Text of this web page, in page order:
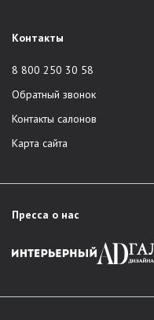
Контакты
8 800 250 30 58
Обратный звонок
Контакты салонов
Карта сайта
Пресса о нас